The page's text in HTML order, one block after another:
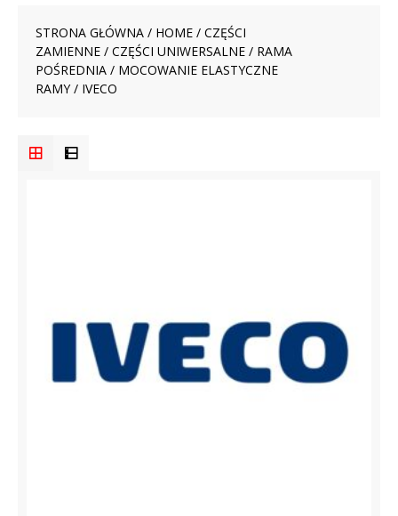
STRONA GŁÓWNA / HOME / CZĘŚCI
ZAMIENNE / CZĘŚCI UNIWERSALNE / RAMA
POŚREDNIA / MOCOWANIE ELASTYCZNE
RAMY/ IVECO